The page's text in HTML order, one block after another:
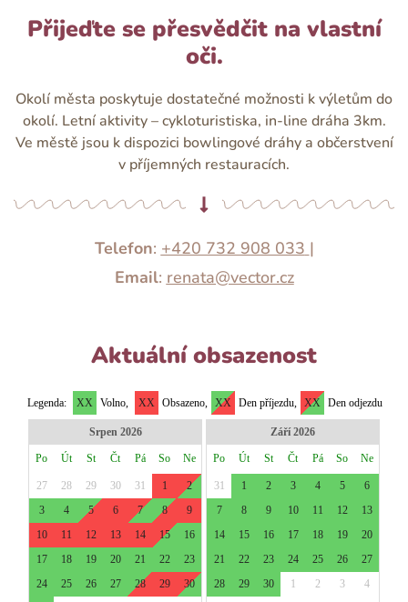
Přijeďte se přesvědčit na vlastní
oči.
Okolí města poskytuje dostatečné možnosti k výletům do
okolí. Letní aktivity – cykloturistiska, in-line dráha 3km.
Ve městě jsou k dispozici bowlingové dráhy a občerstvení
v příjemných restauracích.
Telefon: +420 732 908 033 |
Email: renata@vector.cz
Aktuální obsazenost